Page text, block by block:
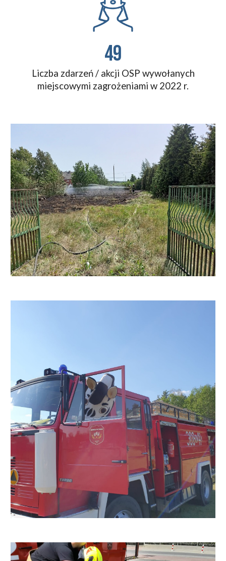
49
Liczba zdarzeń / akcji OSP wywołanych
miejscowymi zagrożeniami w 2022 r.